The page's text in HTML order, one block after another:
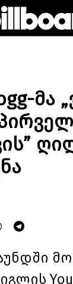
მა
You